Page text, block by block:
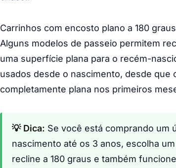
Carrinhos com encosto plano a 180 graus
Alguns modelos de passeio permitem
uma superfície plana para o recém-
usados desde o nascimento, desde que
completamente plana nos primeiros
💡 Dica: Se você está comprando um
nascimento até os 3 anos, escolha
recline a 180 graus e também